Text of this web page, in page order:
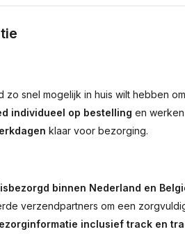
snel mogelijk in huis wilt hebben
individueel op bestelling en
klaar voor bezorging.
binnen Nederland en
verzendpartners om een
inclusief track en